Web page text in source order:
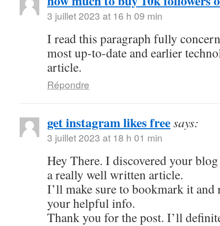
3 juillet 2023 at 16 h 09 min
I read this paragraph fully
most up-to-date and earlier
article.
Répondre
get instagram likes freesays:
3 juillet 2023 at 18 h 01 min
Hey There. I discovered your
a really well written article.
I’ll make sure to bookmark it
your helpful info.
Thank you for the post. I’ll